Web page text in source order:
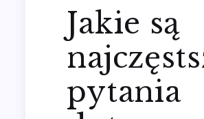
Jakie są
pytania